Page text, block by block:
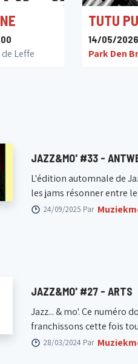
Leffe
TUTU
14/05/
Park Den
JAZZ&MO' #33 -
L'édition automnale de
les jams résonner entre
24/09/2025 Par
JAZZ&MO' #27 - ARTS
Jazz... & mo'. Ce numéro
franchissons cette fois
28/03/2024 Par